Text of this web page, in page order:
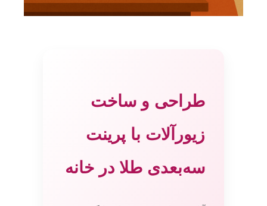
طراحی و ساخت
زیورآلات با پرینت
سه‌بعدی طلا در خانه